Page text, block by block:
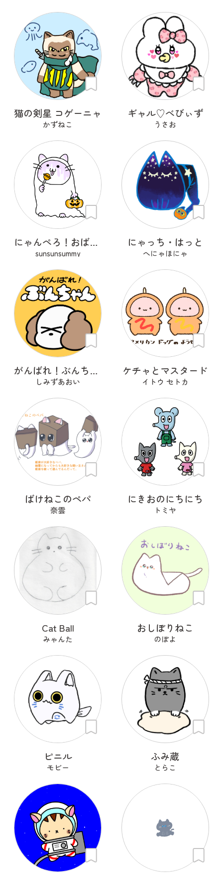
猫の剣星 コゲーニャ
かずねこ
ギャル♡べびぃず
うさお
にゃんぺろ！おばけっ
sunsunsummy
にゃっち・はっと
へにゃほにゃ
がんばれ！ぶんちゃん
しみずあおい
ケチャとマスタード
イトウ セトカ
ばけねこのペパ
奈雲
にきおのにちにち
トミヤ
Cat Ball
みゃんた
おしぼりねこ
のぽよ
ピニル
モビー
ふみ蔵
とらこ